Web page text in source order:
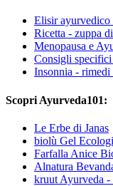
Elisir ayurvedico
Ricetta - zuppa
Menopausa e
Consigli
Insonnia -
Scopri Ayurveda101:
Le Erbe di Janas
biolù Gel
Farfalla Anice
Alnatura
kruut Ayurveda